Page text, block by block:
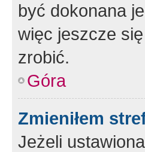
być dokonana
więc jeszcze
zrobić.
Góra
Zmieniłem
Jeżeli